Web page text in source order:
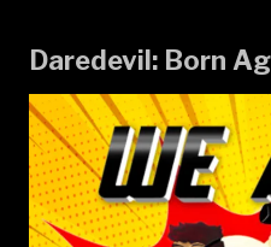
Daredevil: Born